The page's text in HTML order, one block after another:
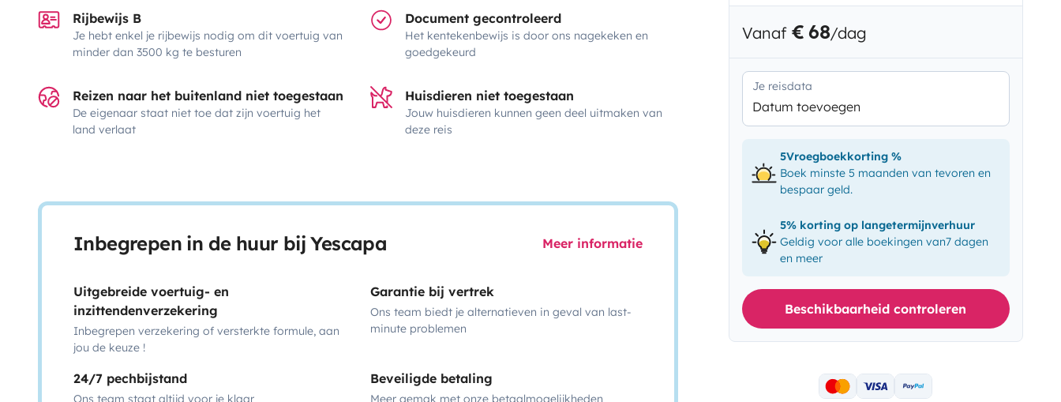
Rijbewijs B
Je hebt enkel je rijbewijs nodig om dit voertuig van
minder dan 3500 kg te besturen
Document gecontroleerd
Het kentekenbewijs is door ons nagekeken en
goedgekeurd
Reizen naar het buitenland niet toegestaan
De eigenaar staat niet toe dat zijn voertuig het
land verlaat
Huisdieren niet toegestaan
Jouw huisdieren kunnen geen deel uitmaken van
deze reis
Inbegrepen in de huur bij Yescapa Meer informatie
Uitgebreide voertuig- en
inzittendenverzekering
Inbegrepen verzekering of versterkte formule, aan
jou de keuze !
Garantie bij vertrek
Ons team biedt je alternatieven in geval van last-
minute problemen
24/7 pechbijstand
Ons team staat altijd voor je klaar
Beveiligde betaling
Meer gemak met onze betaalmogelijkheden
Vanaf € 68/dag
Je reisdata
Datum toevoegen
5Vroegboekkorting %
Boek minste 5 maanden van tevoren en
bespaar geld.
5% korting op langetermijnverhuur
Geldig voor alle boekingen van7 dagen
en meer
Beschikbaarheid controleren